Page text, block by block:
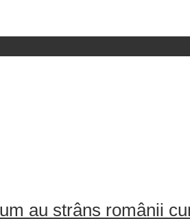
au strâns românii